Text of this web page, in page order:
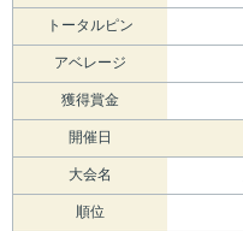
トータルピン
アベレージ
獲得賞金
開催日
大会名
順位